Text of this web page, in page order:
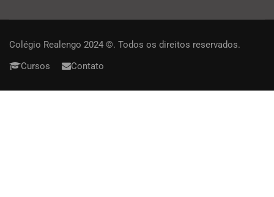
Colégio Realengo 2024 ©. Todos os direitos reservados.
Cursos
Contato